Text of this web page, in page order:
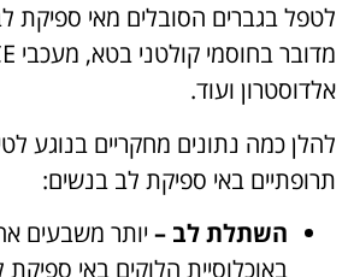
לטפל בגברים הסובלים מאי ספיקת
אלדוסטרון ועוד.
להלן כמה נתונים מחקריים בנוגע
תרופתיים באי ספיקת לב בנשים:
השתלת לב – יותר משבעים
באוכלוסיית הלוקים באי